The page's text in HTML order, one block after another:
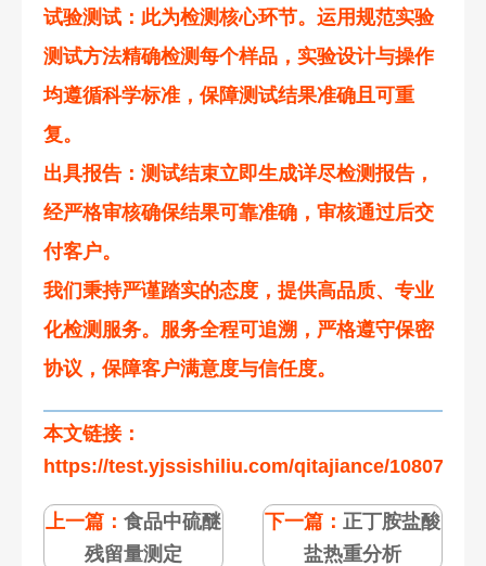
试验测试 ：此为检测核心环节。运用规范实验
测试方法精确检测每个样品，实验设计与操作
均遵循科学标准，保障测试结果准确且可重
复。
出具报告 ：测试结束立即生成详尽检测报告，
经严格审核确保结果可靠准确，审核通过后交
付客户。
我们秉持严谨踏实的态度，提供高品质、专业
化检测服务。服务全程可追溯，严格遵守保密
协议，保障客户满意度与信任度。
本文链接：
https://test.yjssishiliu.com/qitajiance/
上一篇： 食品中硫醚
残留量测定
下一篇： 正丁胺盐酸
盐热重分析